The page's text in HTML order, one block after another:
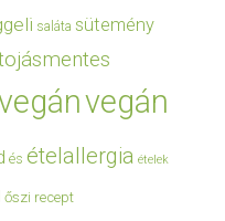
saláta sütemény
vegán
és ételallergia ételek
őszi recept